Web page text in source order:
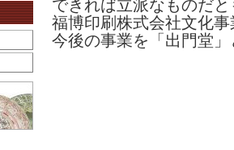
できれば立派なものだ
福博印刷株式会社文化
今後の事業を「出門堂